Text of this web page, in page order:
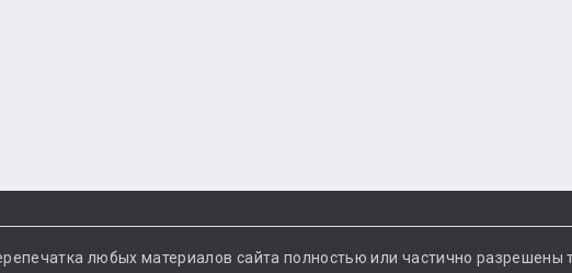
любых материалов сайта полностью или частично